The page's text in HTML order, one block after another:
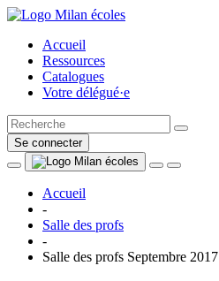
Accueil
Ressources
Catalogues
Votre délégué·e
Se connecter
Accueil
-
Salle des profs
-
Salle des profs Septembre 2017